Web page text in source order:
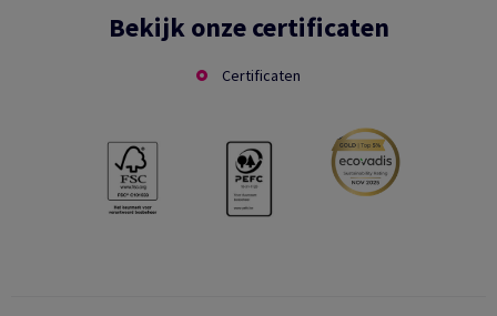
Bekijk onze certificaten
Certificaten